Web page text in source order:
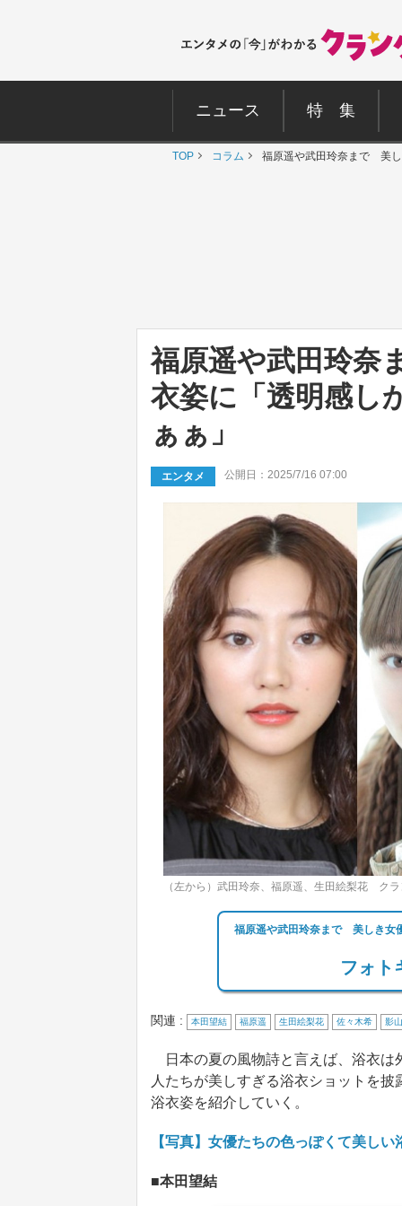
ニュース 特 集
TOP コラム 福原遥や武田玲奈まで 美し
福原遥や武田玲
衣姿に「透明感し
ぁぁ」
エンタメ 公開日：2025/7/16 07:00
（左から）武田玲奈、福原遥、生田絵梨花 ク
福原遥や武田玲奈まで 美しき女
フォト
関連 : 本田望結 福原遥 生田絵梨花 佐々木希 影
日本の夏の風物詩と言えば、浴衣は
人たちが美しすぎる浴衣ショットを
浴衣姿を紹介していく。
【写真】女優たちの色っぽくて美し
■本田望結